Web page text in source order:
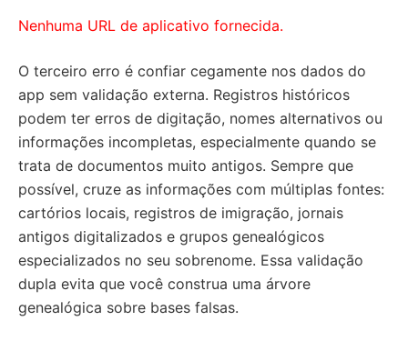
Nenhuma URL de aplicativo fornecida.
O terceiro erro é confiar cegamente nos dados do
app sem validação externa. Registros históricos
podem ter erros de digitação, nomes alternativos ou
informações incompletas, especialmente quando se
trata de documentos muito antigos. Sempre que
possível, cruze as informações com múltiplas fontes:
cartórios locais, registros de imigração, jornais
antigos digitalizados e grupos genealógicos
especializados no seu sobrenome. Essa validação
dupla evita que você construa uma árvore
genealógica sobre bases falsas.